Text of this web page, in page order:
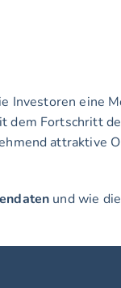
Investoren eine
dem Fortschritt
attraktive
und wie